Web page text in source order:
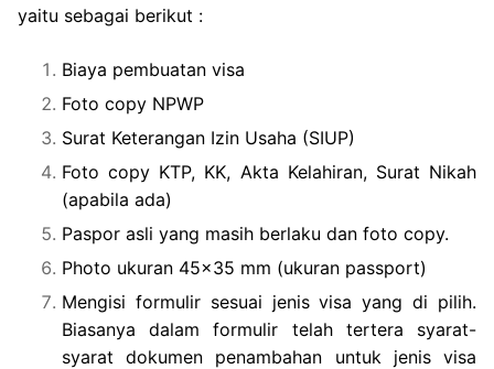
yaitu sebagai berikut :
Biaya pembuatan visa
Foto copy NPWP
Surat Keterangan Izin Usaha (SIUP)
Foto copy KTP, KK, Akta Kelahiran, Surat Nikah
(apabila ada)
Paspor asli yang masih berlaku dan foto copy.
Photo ukuran 45×35 mm (ukuran passport)
Mengisi formulir sesuai jenis visa yang di pilih.
Biasanya dalam formulir telah tertera syarat-
syarat dokumen penambahan untuk jenis visa